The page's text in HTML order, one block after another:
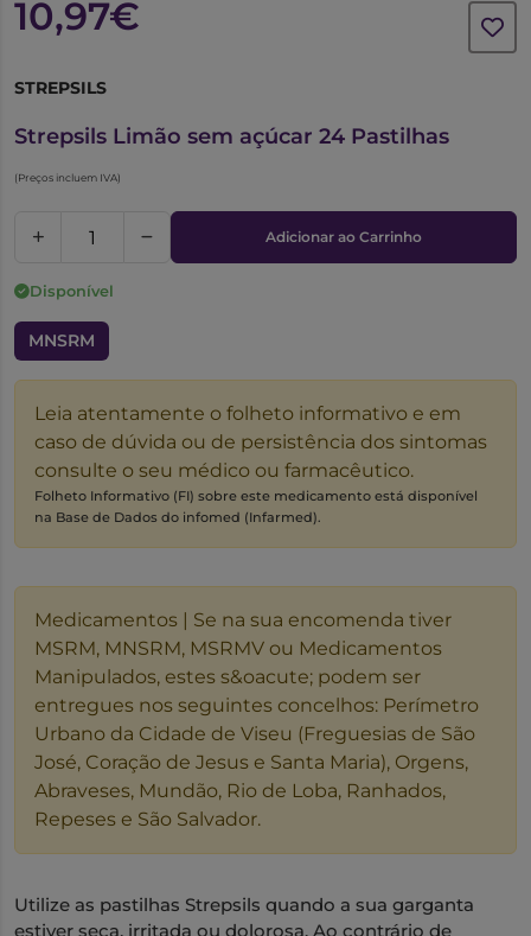
10,97€
STREPSILS
Strepsils Limão sem açúcar 24 Pastilhas
(Preços incluem IVA)
Adicionar ao Carrinho
Disponível
MNSRM
Leia atentamente o folheto informativo e em
caso de dúvida ou de persistência dos sintomas
consulte o seu médico ou farmacêutico.
Folheto Informativo (FI) sobre este medicamento está disponível
na Base de Dados do infomed (Infarmed).
Medicamentos | Se na sua encomenda tiver
MSRM, MNSRM, MSRMV ou Medicamentos
Manipulados, estes s&oacute; podem ser
entregues nos seguintes concelhos: Perímetro
Urbano da Cidade de Viseu (Freguesias de São
José, Coração de Jesus e Santa Maria), Orgens,
Abraveses, Mundão, Rio de Loba, Ranhados,
Repeses e São Salvador.
Utilize as pastilhas Strepsils quando a sua garganta
estiver seca, irritada ou dolorosa. Ao contrário de